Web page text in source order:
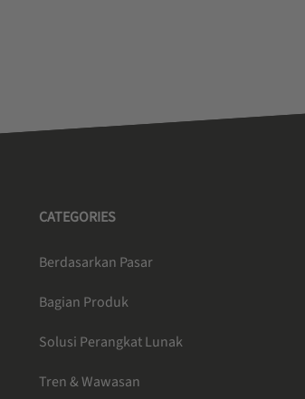
CATEGORIES
Berdasarkan Pasar
Bagian Produk
Solusi Perangkat Lunak
Tren & Wawasan